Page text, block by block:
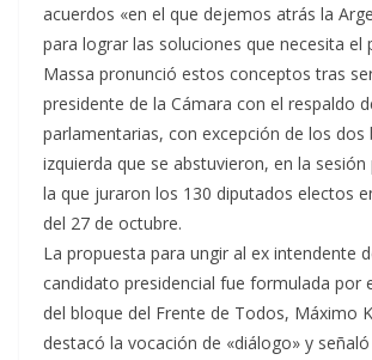
acuerdos «en el que dejemos atrás la
para lograr las soluciones que necesita el
Massa pronunció estos conceptos tras
presidente de la Cámara con el respaldo
parlamentarias, con excepción de los dos
izquierda que se abstuvieron, en la
la que juraron los 130 diputados electos
del 27 de octubre.
La propuesta para ungir al ex intendente
candidato presidencial fue formulada por
del bloque del Frente de Todos, Máximo
destacó la vocación de «diálogo» y